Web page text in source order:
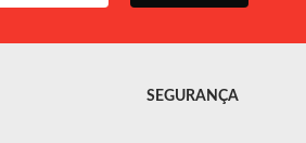
SEGURANÇA